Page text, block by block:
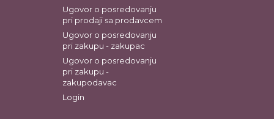
Ugovor o posredovanju
pri prodaji sa prodavcem
Ugovor o posredovanju
pri zakupu - zakupac
Ugovor o posredovanju
pri zakupu -
zakupodavac
Login